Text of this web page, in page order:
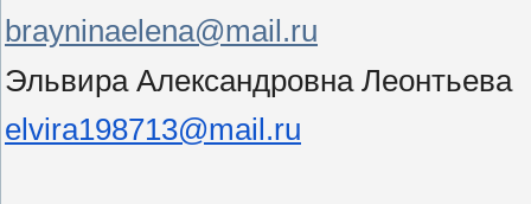
brayninaelena@mail.ru
Эльвира Александровна Леонтьева
elvira198713@mail.ru